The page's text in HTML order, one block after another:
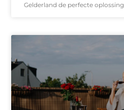
Gelderland de perfecte oplossing.